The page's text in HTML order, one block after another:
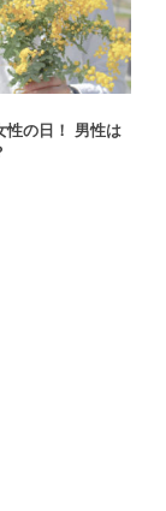
性の日！ 男性は